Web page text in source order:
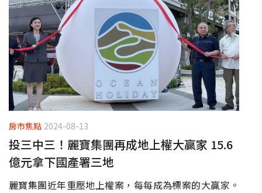
房市焦點 2024-08-13
投三中三！麗寶集團再成地上權大贏家 15.6
億元拿下國產署三地
麗寶集團近年重壓地上權案，每每成為標案的大贏家。